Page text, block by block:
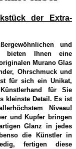
der Extra-
und
bieten Ihnen eine
Murano Glas
Ohrschmuck und
für sich ein Unikat,
für Sie
kleinste Detail. Es ist
Niveau!
und Kupfer bringen
Glanz in jedes
die Künstler in
fertigen diese